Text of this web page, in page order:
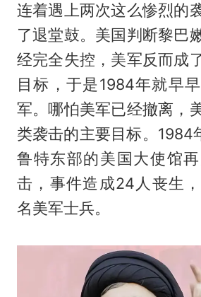
连着遇上两次这么惨烈的
了退堂鼓。美国判断黎巴
经完全失控，美军反而成
目标，于是1984年就早
军。哪怕美军已经撤离，
类袭击的主要目标。1984
鲁特东部的美国大使馆
击，事件造成24人丧生
名美军士兵。